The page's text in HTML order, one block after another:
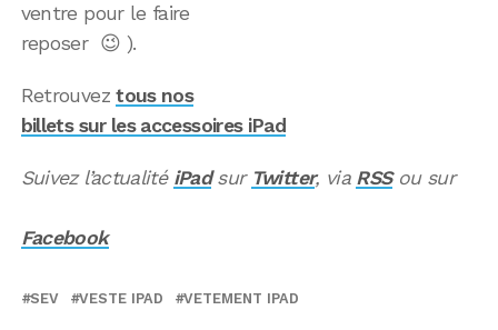
ventre pour le faire
reposer 😉 ).
Retrouveztous nos
billets sur les accessoires iPad
Suivez l’actualité iPadsur Twitter, via RSSou sur
Facebook
SEV VESTE IPAD VETEMENT IPAD